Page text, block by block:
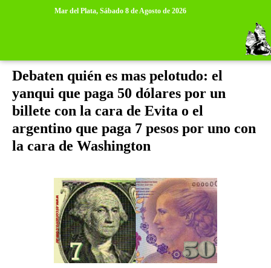
Mar del Plata, Sábado 8 de Agosto de 2026
Debaten quién es mas pelotudo: el
yanqui que paga 50 dólares por un
billete con la cara de Evita o el
argentino que paga 7 pesos por uno con
la cara de Washington